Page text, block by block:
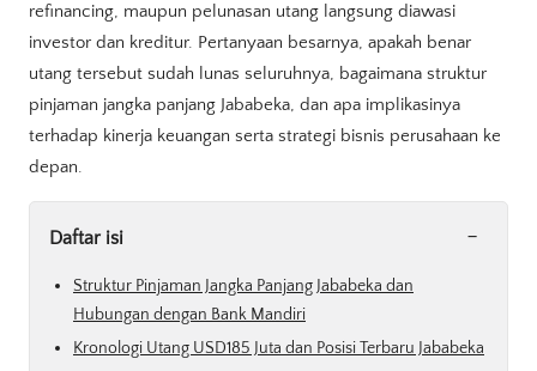
refinancing, maupun pelunasan utang langsung diawasi
investor dan kreditur. Pertanyaan besarnya, apakah benar
utang tersebut sudah lunas seluruhnya, bagaimana struktur
pinjaman jangka panjang Jababeka, dan apa implikasinya
terhadap kinerja keuangan serta strategi bisnis perusahaan ke
depan.
Daftar isi -
Struktur Pinjaman Jangka Panjang Jababeka dan
Hubungan dengan Bank Mandiri
Kronologi Utang USD185 Juta dan Posisi Terbaru Jababeka